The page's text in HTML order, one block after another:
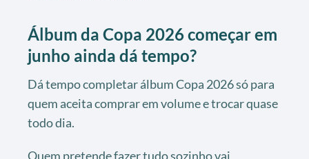
Álbum da Copa 2026 começar em
junho ainda dá tempo?
Dá tempo completar álbum Copa 2026 só para
quem aceita comprar em volume e trocar quase
todo dia.
Quem pretende fazer tudo sozinho vai